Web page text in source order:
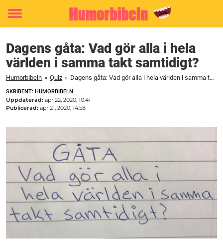
Toggle
Dagens gåta: Vad gör alla i hela
världen i samma takt samtidigt?
Humorbibeln » Quiz » Dagens gåta: Vad gör alla i hela världen i samma takt samtidigt?
SKRIBENT: HUMORBIBELN
Uppdaterad: apr 22, 2020, 10:41
Publicerad: apr 21, 2020, 14:58